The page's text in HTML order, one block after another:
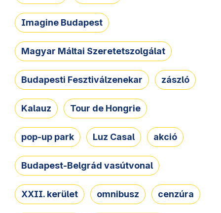
Imagine Budapest
Magyar Máltai Szeretetszolgálat
Budapesti Fesztiválzenekar zászló
Kalauz Tour de Hongrie
pop-up park Luz Casal akció
Budapest-Belgrád vasútvonal
XXII. kerület omnibusz cenzúra